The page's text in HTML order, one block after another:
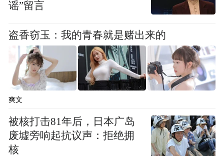
谣”留言
盗香窃玉：我的青春就是赌出来的
爽文
被核打击81年后，日本广岛
废墟旁响起抗议声：拒绝拥
核